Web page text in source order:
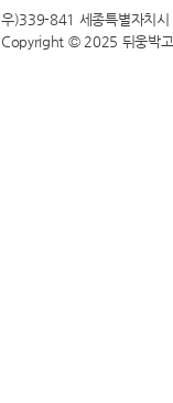
우)339-841 세종특별자치
Copyright © 2025 뒤웅박